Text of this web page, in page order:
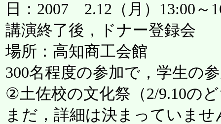
日：2007 2.12（月）13:00～
講演終了後，ドナー登録会
場所：高知商工会館
300名程度の参加で，学生の
②土佐校の文化祭（2/9.10の
まだ，詳細は決まっていませ